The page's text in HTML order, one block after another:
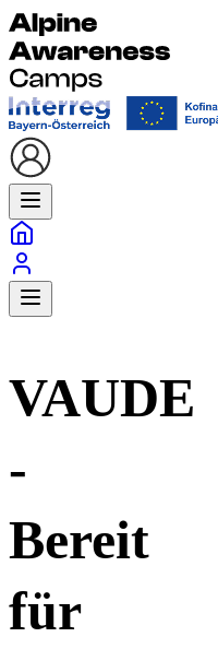
VAUDE
-
Bereit
für